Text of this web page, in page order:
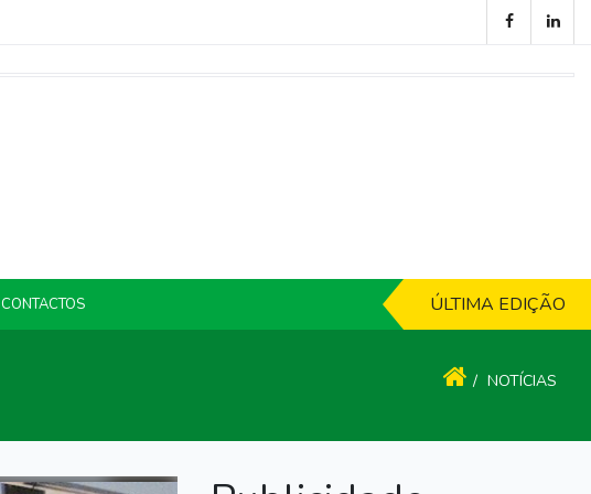
CONTACTOS ÚLTIMA EDIÇÃO
NOTÍCIAS